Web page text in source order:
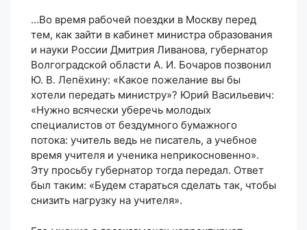
…Во время рабочей поездки в Москву перед
тем, как зайти в кабинет министра образования
и науки России Дмитрия Ливанова, губернатор
Волгоградской области А. И. Бочаров позвонил
Ю. В. Лепёхину: «Какое пожелание вы бы
хотели передать министру»? Юрий Васильевич:
«Нужно всячески уберечь молодых
специалистов от бездумного бумажного
потока: учитель ведь не писатель, а учебное
время учителя и ученика неприкосновенно».
Эту просьбу губернатор тогда передал. Ответ
был таким: «Будем стараться сделать так, чтобы
снизить нагрузку на учителя».